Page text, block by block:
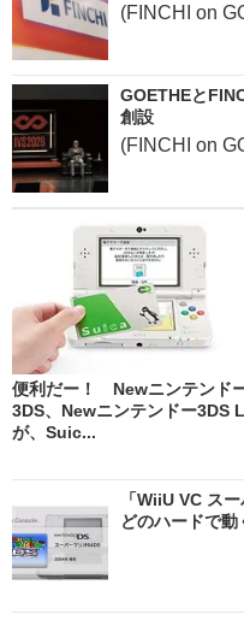
(FINCHI on
GOETHEと
創設
(FINCHI on
便利だー！ Newニンテンド
3DS、Newニンテンドー3DS
が、Suic...
「WiiU VC ス
どのハードで動